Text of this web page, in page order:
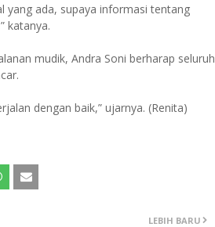
yang ada, supaya informasi tentang
katanya.
mudik, Andra Soni berharap seluruh
dengan baik,” ujarnya. (Renita)
LEBIH BARU